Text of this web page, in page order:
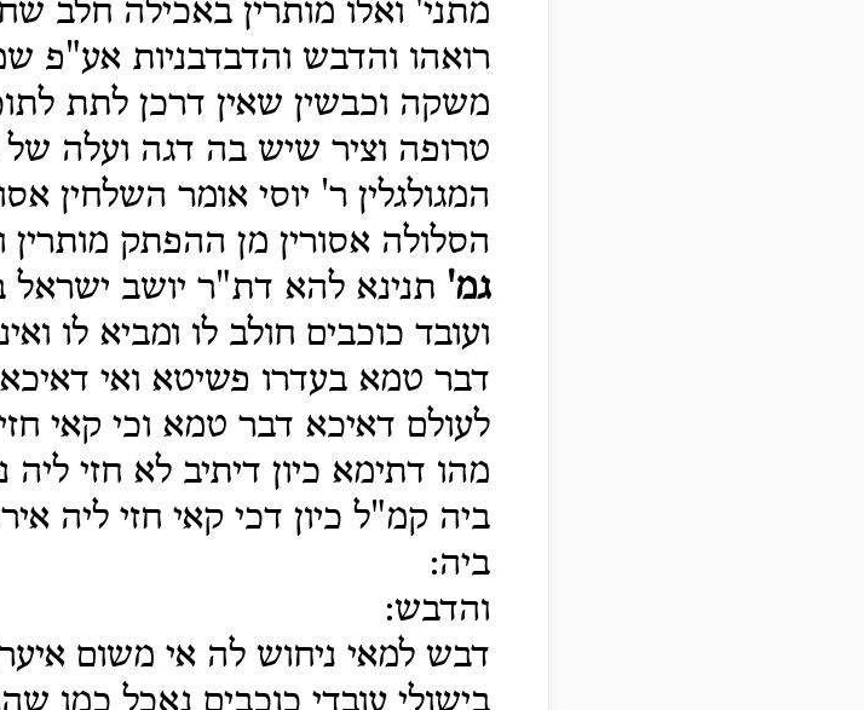
מתני' ואלו מותרין באכילה חלב
רואהו והדבש והדבדבניות אע"פ
משקה וכבשין שאין דרכן לתת
טרופה וציר שיש בה דגה ועלה של
המגולגלין ר' יוסי אומר השלחין
הסלולה אסורין מן ההפתק מותרין
גמ' תנינא להא דת"ר יושב ישראל
ועובד כוכבים חולב לו ומביא לו
דבר טמא בעדרו פשיטא ואי
לעולם דאיכא דבר טמא וכי קאי
מהו דתימא כיון דיתיב לא חזי ליה
ביה קמ"ל כיון דכי קאי חזי ליה
ביה:
והדבש:
דבש למאי ניחוש לה אי משום